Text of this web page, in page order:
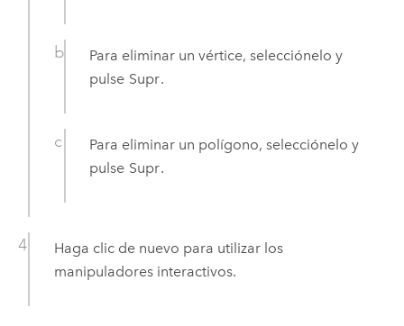
Para eliminar un vértice, selecciónelo y
pulse Supr.
Para eliminar un polígono, selecciónelo y
pulse Supr.
Haga clic de nuevo para utilizar los
manipuladores interactivos.